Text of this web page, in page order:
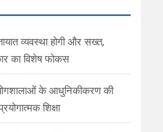
व्यवस्था होगी और सख्त,
का विशेष फोकस
के आधुनिकीकरण की
शिक्षा